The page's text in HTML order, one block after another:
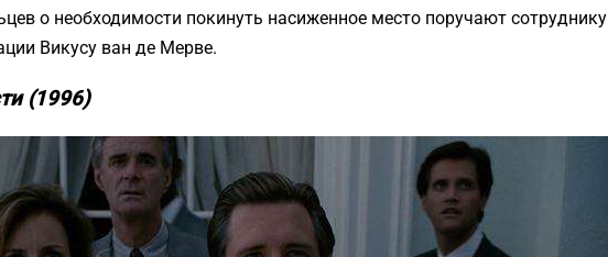
о необходимости покинуть насиженное место поручают сотруднику
Викусу ван де Мерве.
(1996)